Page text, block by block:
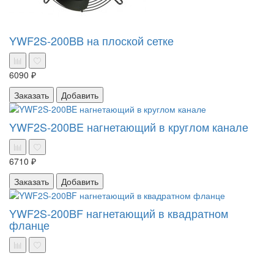
YWF2S-200BB на плоской сетке
6090 ₽
Заказать
Добавить
YWF2S-200BE нагнетающий в круглом канале
6710 ₽
Заказать
Добавить
YWF2S-200BF нагнетающий в квадратном
фланце